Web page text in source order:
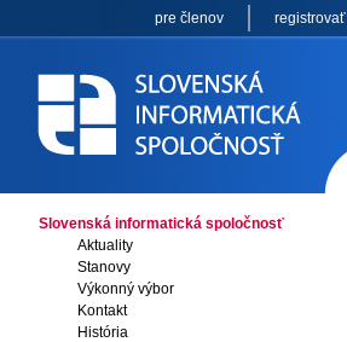
pre členov registrovať
Slovenská informatická spoločnosť
Aktuality
Stanovy
Výkonný výbor
Kontakt
História